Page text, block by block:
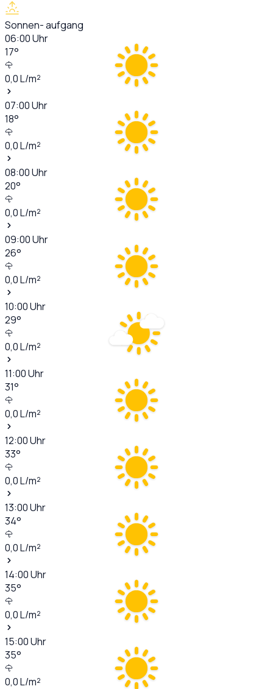
Sonnen- aufgang
06:00Uhr
17°
0,0L/m²
07:00Uhr
18°
0,0L/m²
08:00Uhr
20°
0,0L/m²
09:00Uhr
26°
0,0L/m²
10:00Uhr
29°
0,0L/m²
11:00Uhr
31°
0,0L/m²
12:00Uhr
33°
0,0L/m²
13:00Uhr
34°
0,0L/m²
14:00Uhr
35°
0,0L/m²
15:00Uhr
35°
0,0L/m²